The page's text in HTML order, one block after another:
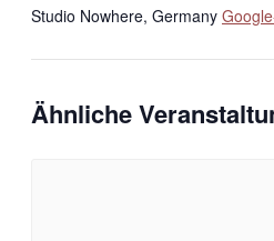
Studio Nowhere, Germany
Ähnliche